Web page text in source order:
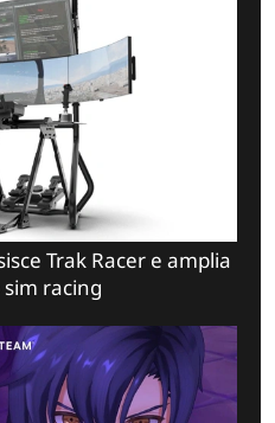
Trak Racer e amplia
racing